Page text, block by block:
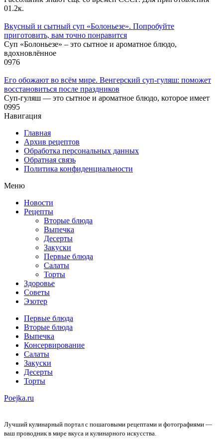
01.2к.
Вкусный и сытный cуп «Болоньезе». Попробуйте
приготовить, вам точно понравится
Суп «Болоньезе» – это сытное и ароматное блюдо,
вдохновлённое
0976
Его обожают во всём мире. Венгерский суп-гуляш: поможет
восстановиться после праздников
Суп-гуляш — это сытное и ароматное блюдо, которое имеет
0995
Навигация
Главная
Архив рецептов
Обработка персональных данных
Обратная связь
Политика конфиденциальности
Меню
Новости
Рецепты
Вторые блюда
Выпечка
Десерты
Закуски
Первые блюда
Салаты
Торты
Здоровье
Советы
Эзотер
Первые блюда
Вторые блюда
Выпечка
Консервирование
Салаты
Закуски
Десерты
Торты
Poejka.ru
Лучший кулинарный портал с пошаговыми рецептами и фотографиями —
ваш проводник в мире вкуса и кулинарного искусства.